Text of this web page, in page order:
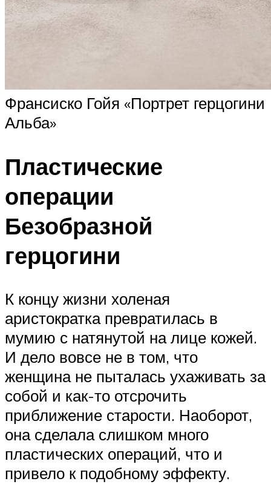
Франсиско Гойя «Портрет герцогини
Альба»
Пластические
операции
Безобразной
герцогини
К концу жизни холеная
аристократка превратилась в
мумию с натянутой на лице кожей.
И дело вовсе не в том, что
женщина не пыталась ухаживать за
собой и как-то отсрочить
приближение старости. Наоборот,
она сделала слишком много
пластических операций, что и
привело к подобному эффекту.